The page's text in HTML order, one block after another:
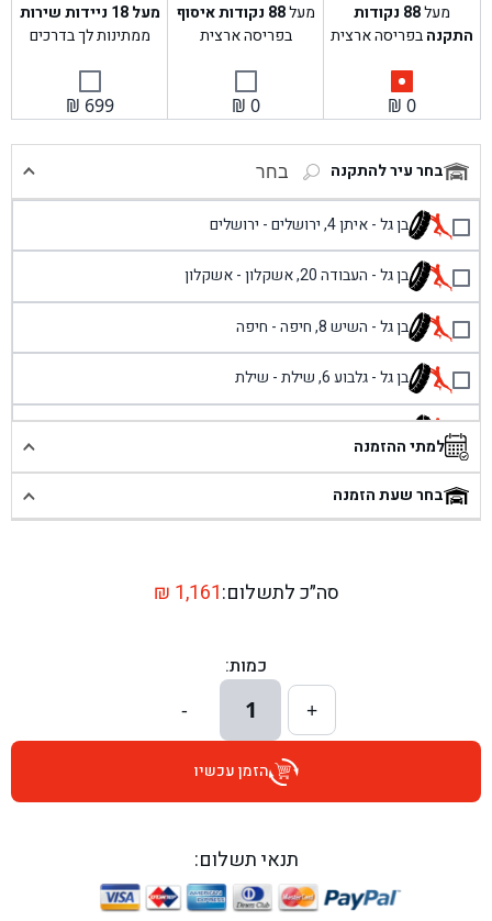
מעל88 נקודות
התקנהבפריסה ארצית
₪ 0
מעל88 נקודות איסוף
בפריסה ארצית
₪ 0
מעל 18 ניידות שירות
ממתינות לך בדרכים
₪ 699
בחר עיר להתקנה בחר
בן גל - איתן 4, ירושלים - ירושלים
בן גל - העבודה 20, אשקלון - אשקלון
בן גל - השיש 8, חיפה - חיפה
בן גל - גלבוע 6, שילת - שילת
בן גל - פוריידיס, כניסה צפונית מול כביש 4 - פרדיס
בן גל - שכונת אזור תעשייה זעירה, עיילבון - עיילבון
בן גל - דרך השבעה 20, אזור - אזור
בן גל - הרצל 6, גדרה - גדרה
בן גל - שדרות דוד בן גוריון 8, באר שבע - באר שבע
בן גל - היובלים 26, הוד השרון - הוד השרון
למתי ההזמנה
בחר שעת הזמנה
סה״כ לתשלום: ₪ 1,161
כמות:
+
1
-
הזמן עכשיו
תנאי תשלום: